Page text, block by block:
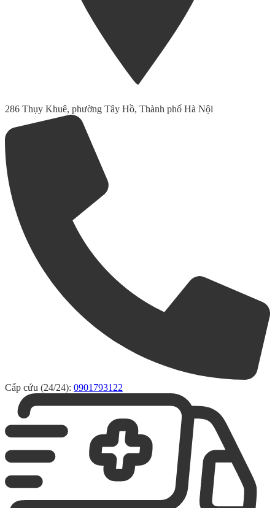
286 Thụy Khuê, phường Tây Hồ, Thành phố Hà Nội
Cấp cứu (24/24): 0901793122